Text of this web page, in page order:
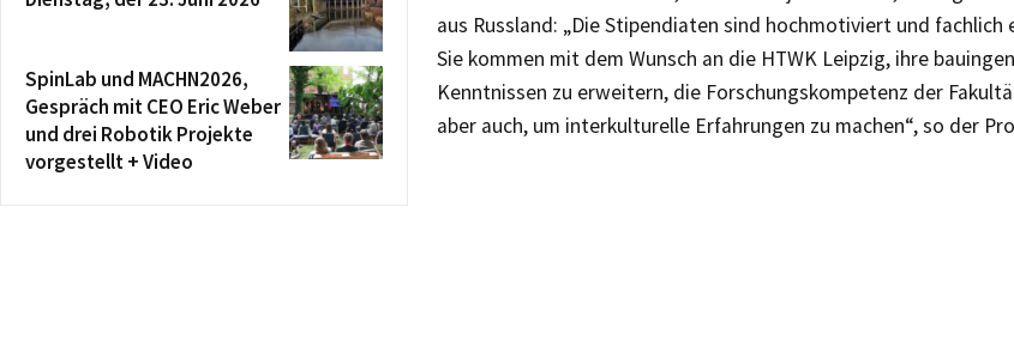
aus Russland: „Die Stipendiaten sind hochmotiviert und
Sie kommen mit dem Wunsch an die HTWK Leipzig, ihre
Kenntnissen zu erweitern, die Forschungskompetenz der
aber auch, um interkulturelle Erfahrungen zu machen“, so der
SpinLab und MACHN2026,
Gespräch mit CEO Eric Weber
und drei Robotik Projekte
vorgestellt + Video